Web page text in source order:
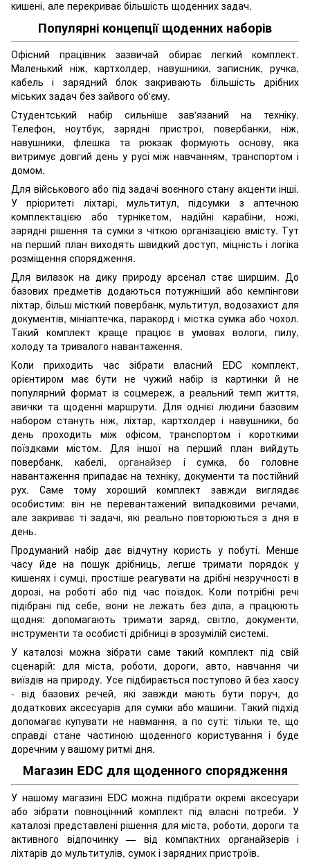
кишені, але перекриває більшість щоденних задач.
Популярні концепції щоденних наборів
Офісний працівник зазвичай обирає легкий комплект.
Маленький ніж, картхолдер, навушники, записник, ручка,
кабель і зарядний блок закривають більшість дрібних
міських задач без зайвого об'єму.
Студентський набір сильніше зав'язаний на техніку.
Телефон, ноутбук, зарядні пристрої, повербанки, ніж,
навушники, флешка та рюкзак формують основу, яка
витримує довгий день у русі між навчанням, транспортом і
домом.
Для військового або під задачі воєнного стану акценти інші.
У пріоритеті ліхтарі, мультитул, підсумки з аптечною
комплектацією або турнікетом, надійні карабіни, ножі,
зарядні рішення та сумки з чіткою організацією вмісту. Тут
на перший план виходять швидкий доступ, міцність і логіка
розміщення спорядження.
Для вилазок на дику природу арсенал стає ширшим. До
базових предметів додаються потужніший або кемпінгови
ліхтар, більш місткий повербанк, мультитул, водозахист для
документів, мініаптечка, паракорд і містка сумка або чохол.
Такий комплект краще працює в умовах вологи, пилу,
холоду та тривалого навантаження.
Коли приходить час зібрати власний EDC комплект,
орієнтиром має бути не чужий набір із картинки й не
популярний формат із соцмереж, а реальний темп життя,
звички та щоденні маршрути. Для однієї людини базовим
набором стануть ніж, ліхтар, картхолдер і навушники, бо
день проходить між офісом, транспортом і короткими
поїздками містом. Для іншої на перший план вийдуть
повербанк, кабелі, органайзер і сумка, бо головне
навантаження припадає на техніку, документи та постійний
рух. Саме тому хороший комплект завжди виглядає
особистим: він не перевантажений випадковими речами,
але закриває ті задачі, які реально повторюються з дня в
день.
Продуманий набір дає відчутну користь у побуті. Менше
часу йде на пошук дрібниць, легше тримати порядок у
кишенях і сумці, простіше реагувати на дрібні незручності в
дорозі, на роботі або під час поїздок. Коли потрібні речі
підібрані під себе, вони не лежать без діла, а працюють
щодня: допомагають тримати заряд, світло, документи,
інструменти та особисті дрібниці в зрозумілій системі.
У каталозі можна зібрати саме такий комплект під свій
сценарій: для міста, роботи, дороги, авто, навчання чи
виїздів на природу. Усе підбирається поступово й без хаосу
- від базових речей, які завжди мають бути поруч, до
додаткових аксесуарів для сумки або машини. Такий підхід
допомагає купувати не навмання, а по суті: тільки те, що
справді стане частиною щоденного користування і буде
доречним у вашому ритмі дня.
Магазин EDC для щоденного спорядження
У нашому магазині EDC можна підібрати окремі аксесуари
або зібрати повноцінний комплект під власні потреби. У
каталозі представлені рішення для міста, роботи, дороги та
активного відпочинку — від компактних органайзерів і
ліхтарів до мультитулів, сумок і зарядних пристроїв.